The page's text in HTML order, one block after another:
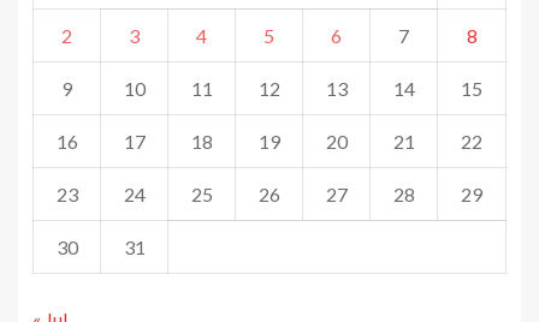
2 3 4 5 6 7 8
9 10 11 12 13 14 15
16 17 18 19 20 21 22
23 24 25 26 27 28 29
30 31